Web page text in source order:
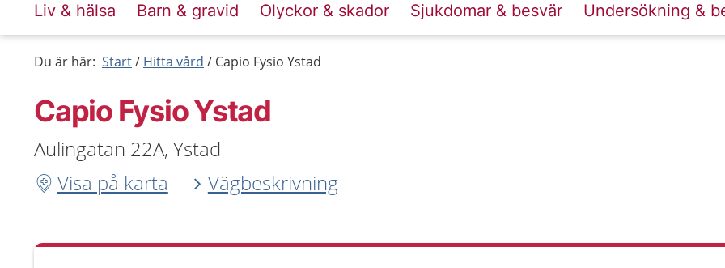
Liv & hälsa Barn & gravid Olyckor & skador Sjukdomar & besvär Undersökning &
Du är här: Start Hitta vård Capio Fysio Ystad
Capio Fysio Ystad
Aulingatan 22A, Ystad
Visa på karta
Vägbeskrivning